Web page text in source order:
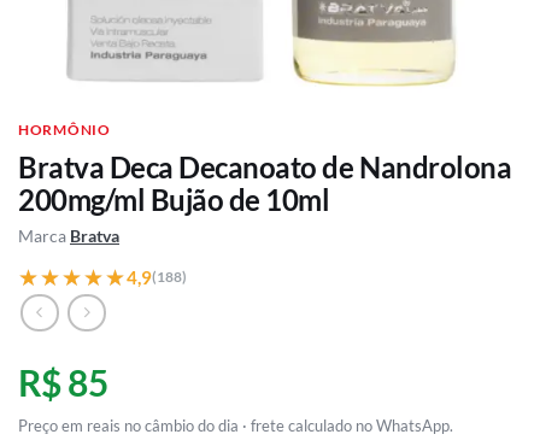
HORMÔNIO
Bratva Deca Decanoato de Nandrolona
200mg/ml Bujão de 10ml
Marca Bratva
★★★★★
★★★★★4,9(188)
R$ 85
Preço em reais no câmbio do dia · frete calculado no WhatsApp.